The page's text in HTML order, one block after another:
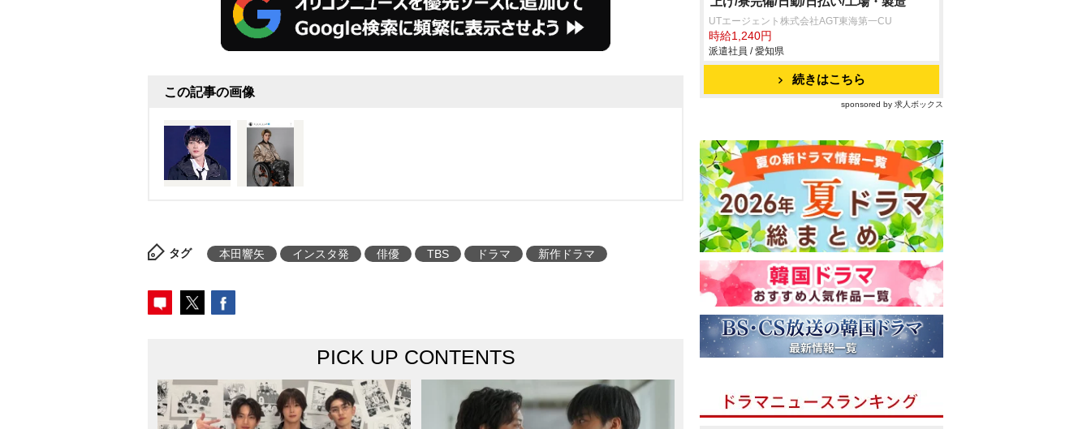
この記事の画像
タグ 本田響矢 インスタ発 俳優 TBS ドラマ 新作ドラマ
PICK UP CONTENTS
UTエージェント株式会社AGT東海第一CU
時給1,240円
派遣社員 / 愛知県
続きはこちら
sponsored by 求人ボックス